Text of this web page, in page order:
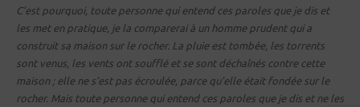
C’est pourquoi, toute personne qui entend ces paroles que je dis et
les met en pratique, je la comparerai à un homme prudent qui a
construit sa maison sur le rocher. La pluie est tombée, les torrents
sont venus, les vents ont soufflé et se sont déchaînés contre cette
maison ; elle ne s’est pas écroulée, parce qu’elle était fondée sur le
rocher. Mais toute personne qui entend ces paroles que je dis et ne les